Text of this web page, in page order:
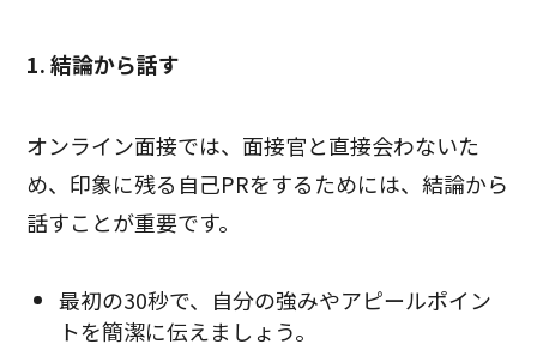
1. 結論から話す
オンライン面接では、面接官と直接会わないた
め、印象に残る自己PRをするためには、結論から
話すことが重要です。
最初の30秒で、自分の強みやアピールポイン
トを簡潔に伝えましょう。